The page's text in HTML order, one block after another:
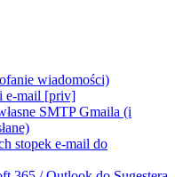
wiadomości)
e-mail [priv]
SMTP Gmaila (i
stopek e-mail do